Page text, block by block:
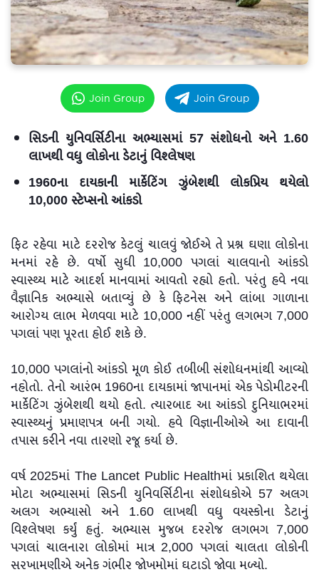
Join Group Join Group
સિડની યુનિવર્સિટીના અભ્યાસમાં 57 સંશોધનો અને 1.60
લાખથી વધુ લોકોના ડેટાનું વિશ્લેષણ
1960ના દાયકાની માર્કેટિંગ ઝુંબેશથી લોકપ્રિય થયેલો
10,000 સ્ટેપ્સનો આંકડો
ફિટ રહેવા માટે દરરોજ કેટલું ચાલવું જોઈએ તે પ્રશ્ન ઘણા લોકોના
મનમાં રહે છે. વર્ષો સુધી 10,000 પગલાં ચાલવાનો આંકડો
સ્વાસ્થ્ય માટે આદર્શ માનવામાં આવતો રહ્યો હતો. પરંતુ હવે નવા
વૈજ્ઞાનિક અભ્યાસે બતાવ્યું છે કે ફિટનેસ અને લાંબા ગાળાના
આરોગ્ય લાભ મેળવવા માટે 10,000 નહીં પરંતુ લગભગ 7,000
પગલાં પણ પૂરતા હોઈ શકે છે.
10,000 પગલાંનો આંકડો મૂળ કોઈ તબીબી સંશોધનમાંથી આવ્યો
નહોતો. તેનો આરંભ 1960ના દાયકામાં જાપાનમાં એક પેડોમીટરની
માર્કેટિંગ ઝુંબેશથી થયો હતો. ત્યારબાદ આ આંકડો દુનિયાભરમાં
સ્વાસ્થ્યનું પ્રમાણપત્ર બની ગયો. હવે વિજ્ઞાનીઓએ આ દાવાની
તપાસ કરીને નવા તારણો રજૂ કર્યા છે.
વર્ષ 2025માં The Lancet Public Healthમાં પ્રકાશિત થયેલા
મોટા અભ્યાસમાં સિડની યુનિવર્સિટીના સંશોધકોએ 57 અલગ
અલગ અભ્યાસો અને 1.60 લાખથી વધુ વયસ્કોના ડેટાનું
વિશ્લેષણ કર્યું હતું. અભ્યાસ મુજબ દરરોજ લગભગ 7,000
પગલાં ચાલનારા લોકોમાં માત્ર 2,000 પગલાં ચાલતા લોકોની
સરખામણીએ અનેક ગંભીર જોખમોમાં ઘટાડો જોવા મળ્યો.